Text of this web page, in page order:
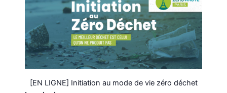
[EN LIGNE] Initiation au mode de vie zéro déchet